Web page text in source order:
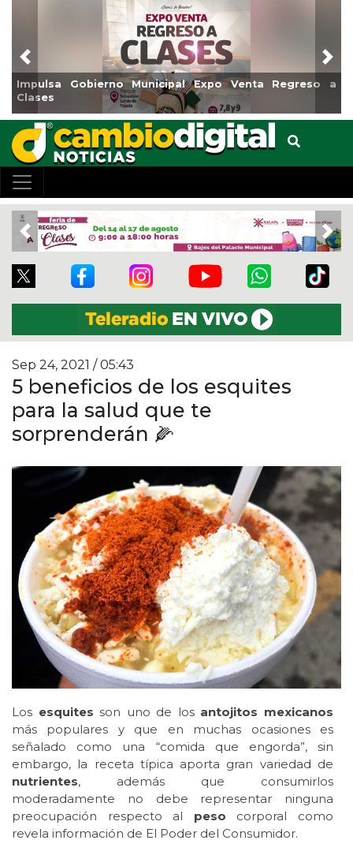
Reabrirá Coatzacoalcos la Alberca Semiolímpica Zona
Centro
Previous
Previous
Sep 24, 2021 / 05:43
5 beneficios de los esquites
para la salud que te
sorprenderán 🌽
Los esquitesson uno de losantojitos mexicanos
más populares y que en muchas ocasiones es
señalado como una “comida que engorda”, sin
embargo, la receta típica aporta gran variedad de
nutrientes, además que consumirlos
moderadamente no debe representar ninguna
preocupación respecto al peso corporal como
revela información de El Poder del Consumidor.